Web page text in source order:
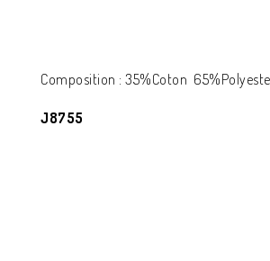
Composition : 35%Coton
J8755